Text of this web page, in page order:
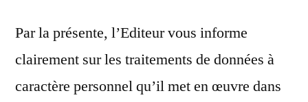
Par la présente, l’Editeur vous informe
clairement sur les traitements de données à
caractère personnel qu’il met en œuvre dans